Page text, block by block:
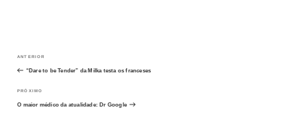
Navegação
de
Post
Post
anterior
ANTERIOR
“Dare to be Tender” da Milka testa os franceses
Próximo
post
PRÓXIMO
O maior médico da atualidade: Dr Google